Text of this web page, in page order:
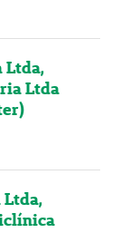
Ltda,
Ltda
Ltda,